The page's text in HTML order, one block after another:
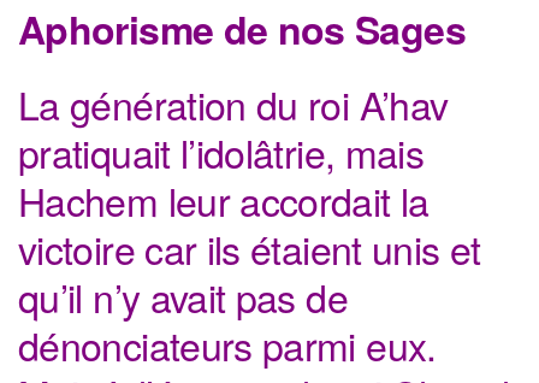
Aphorisme de nos Sages
La génération du roi A’hav
pratiquait l’idolâtrie, mais
Hachem leur accordait la
victoire car ils étaient unis et
qu’il n’y avait pas de
dénonciateurs parmi eux.